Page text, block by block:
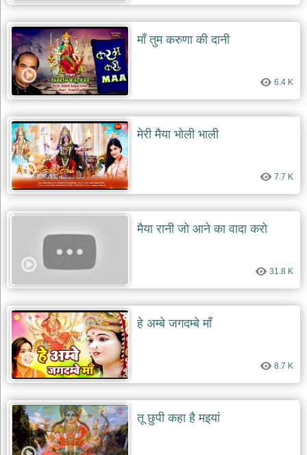
देश
भक्ति
भजन
patriotic
bhajans
खाटू
श्याम
भजन
khatu
shaym
bhajans
रानी
सती
दादी
bhajans
बावा
दयाल
भजन
bawa
lal
dayal
bhajans
देव
भजन
shani
dev
bhajans
माँ तुम करुणा की दानी
6.4 K
मेरी मैया भोली भाली
7.7 K
मैया रानी जो आने का वादा करो
31.8 K
हे अम्बे जगदम्बे माँ
8.7 K
तू छुपी कहा है मइयां